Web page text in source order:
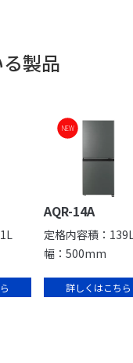
製品
NEW
AQR-14A
定格内容積：
幅：500mm
詳しくはこちら